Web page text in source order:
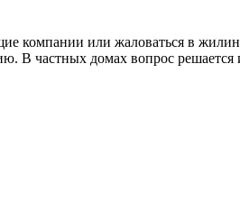
компании или жаловаться в
В частных домах вопрос